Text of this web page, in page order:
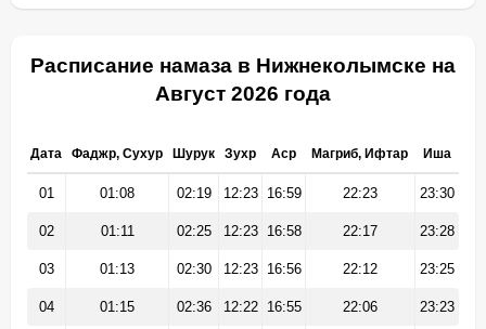
Расписание намаза в Нижнеколымске на
Август 2026 года
Дата Фаджр, Сухур Шурук Зухр Аср Магриб, Ифтар Иша
01 01:08 02:19 12:23 16:59 22:23 23:30
02 01:11 02:25 12:23 16:58 22:17 23:28
03 01:13 02:30 12:23 16:56 22:12 23:25
04 01:15 02:36 12:22 16:55 22:06 23:23